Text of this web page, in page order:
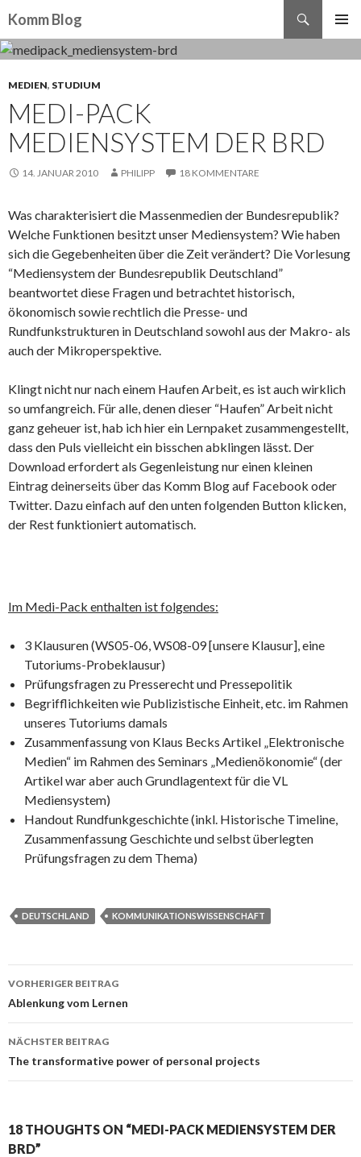
Komm Blog
MEDIEN, STUDIUM
MEDI-PACK
MEDIENSYSTEM DER BRD
14. JANUAR 2010 PHILIPP 18 KOMMENTARE
Was charakterisiert die Massenmedien der Bundesrepublik?
Welche Funktionen besitzt unser Mediensystem? Wie haben
sich die Gegebenheiten über die Zeit verändert? Die Vorlesung
“Mediensystem der Bundesrepublik Deutschland”
beantwortet diese Fragen und betrachtet historisch,
ökonomisch sowie rechtlich die Presse- und
Rundfunkstrukturen in Deutschland sowohl aus der Makro- als
auch der Mikroperspektive.
Klingt nicht nur nach einem Haufen Arbeit, es ist auch wirklich
so umfangreich. Für alle, denen dieser “Haufen” Arbeit nicht
ganz geheuer ist, hab ich hier ein Lernpaket zusammengestellt,
dass den Puls vielleicht ein bisschen abklingen lässt. Der
Download erfordert als Gegenleistung nur einen kleinen
Eintrag deinerseits über das Komm Blog auf Facebook oder
Twitter. Dazu einfach auf den unten folgenden Button klicken,
der Rest funktioniert automatisch.
Im Medi-Pack enthalten ist folgendes:
3 Klausuren (WS05-06, WS08-09 [unsere Klausur], eine
Tutoriums-Probeklausur)
Prüfungsfragen zu Presserecht und Pressepolitik
Begrifflichkeiten wie Publizistische Einheit, etc. im Rahmen
unseres Tutoriums damals
Zusammenfassung von Klaus Becks Artikel „Elektronische
Medien“ im Rahmen des Seminars „Medienökonomie“ (der
Artikel war aber auch Grundlagentext für die VL
Mediensystem)
Handout Rundfunkgeschichte (inkl. Historische Timeline,
Zusammenfassung Geschichte und selbst überlegten
Prüfungsfragen zu dem Thema)
DEUTSCHLAND KOMMUNIKATIONSWISSENSCHAFT
Beitrags-Navigation
VORHERIGER BEITRAG
Ablenkung vom Lernen
NÄCHSTER BEITRAG
The transformative power of personal projects
18 THOUGHTS ON “MEDI-PACK MEDIENSYSTEM DER
BRD”